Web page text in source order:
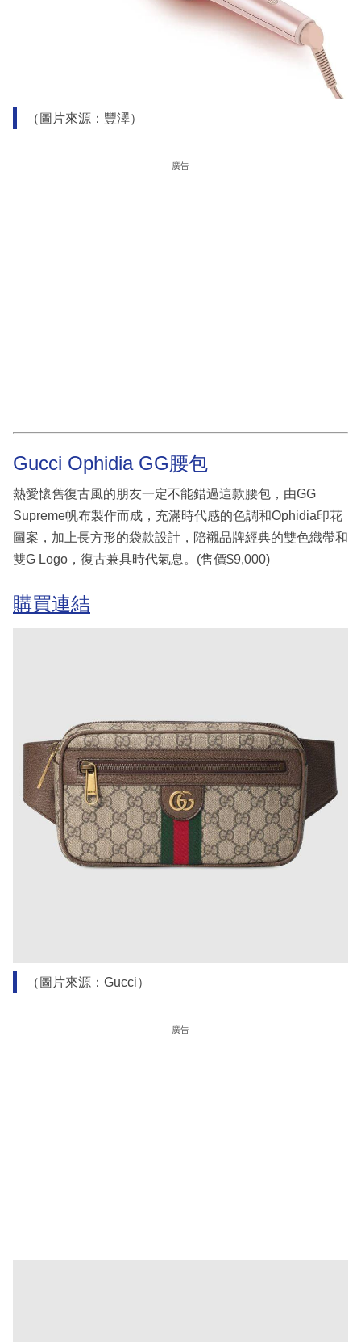
（圖片來源：豐澤）
廣告
Gucci Ophidia GG腰包
熱愛懷舊復古風的朋友一定不能錯過這款腰包，由GG
Supreme帆布製作而成，充滿時代感的色調和Ophidia印花
圖案，加上長方形的袋款設計，陪襯品牌經典的雙色織帶和
雙G Logo，復古兼具時代氣息。(售價$9,000)
購買連結
（圖片來源：Gucci）
廣告